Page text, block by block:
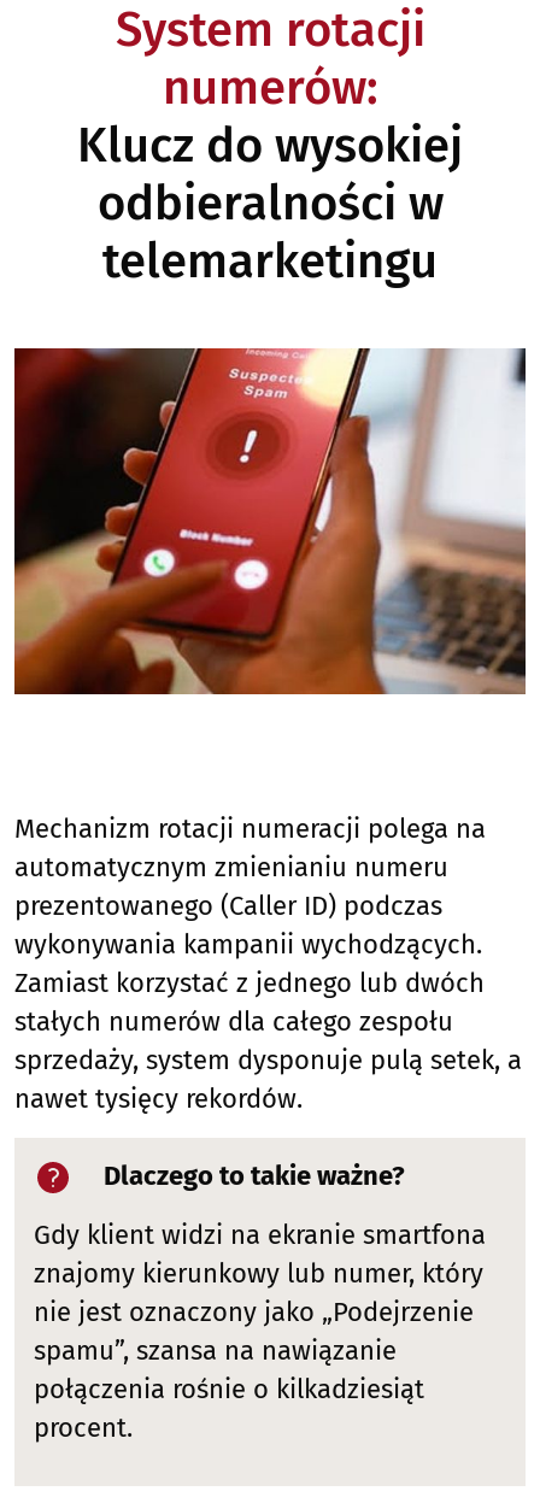
System rotacji
numerów:
Klucz do wysokiej
odbieralności w
telemarketingu
Mechanizm rotacji numeracji polega na
automatycznym zmienianiu numeru
prezentowanego (Caller ID) podczas
wykonywania kampanii wychodzących.
Zamiast korzystać z jednego lub dwóch
stałych numerów dla całego zespołu
sprzedaży, system dysponuje pulą setek, a
nawet tysięcy rekordów.
Dlaczego to takie ważne?
Gdy klient widzi na ekranie smartfona
znajomy kierunkowy lub numer, który
nie jest oznaczony jako „Podejrzenie
spamu”, szansa na nawiązanie
połączenia rośnie o kilkadziesiąt
procent.